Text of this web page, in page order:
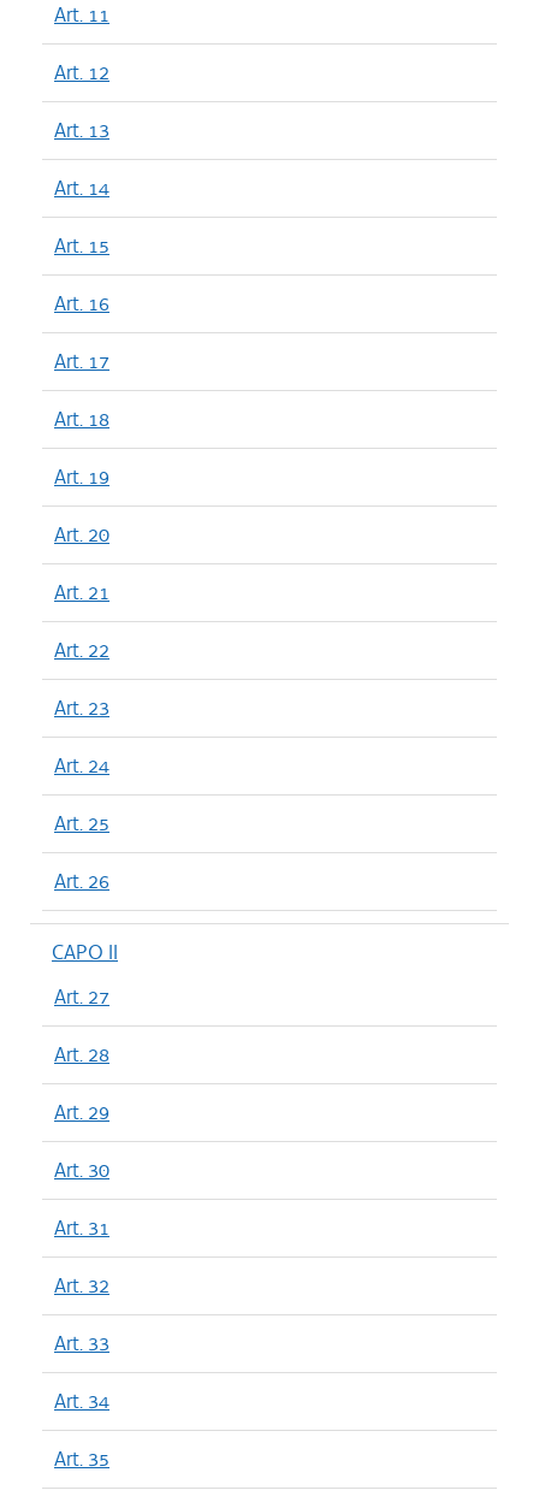
Art. 11
Art. 12
Art. 13
Art. 14
Art. 15
Art. 16
Art. 17
Art. 18
Art. 19
Art. 20
Art. 21
Art. 22
Art. 23
Art. 24
Art. 25
Art. 26
CAPO II
Art. 27
Art. 28
Art. 29
Art. 30
Art. 31
Art. 32
Art. 33
Art. 34
Art. 35